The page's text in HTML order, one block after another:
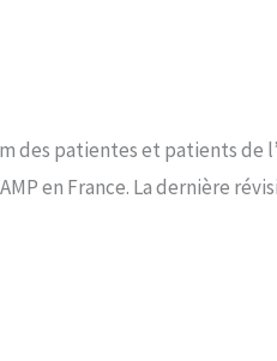
des patientes et patients de
en France. La dernière